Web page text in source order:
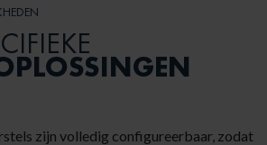
zijn volledig configureerbaar, zodat